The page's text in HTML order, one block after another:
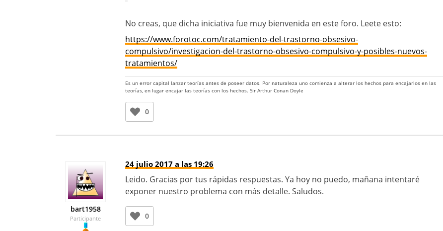
No creas, que dicha iniciativa fue muy bienvenida en este foro. Leete esto:
https://www.forotoc.com/tratamiento-del-trastorno-obsesivo-
compulsivo/investigacion-del-trastorno-obsesivo-compulsivo-y-posibles-nuevos-
tratamientos/
Es un error capital lanzar teorías antes de poseer datos. Por naturaleza uno comienza a alterar los hechos para encajarlos en las
teorías, en lugar encajar las teorías con los hechos. Sir Arthur Conan Doyle
0
bart1958
Participante
24 julio 2017 a las 19:26
Leido. Gracias por tus rápidas respuestas. Ya hoy no puedo, mañana intentaré
exponer nuestro problema con más detalle. Saludos.
0